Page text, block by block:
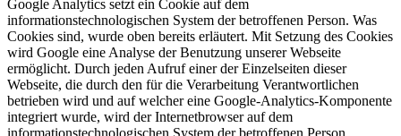
Google Analytics setzt ein Cookie auf dem
informationstechnologischen System der betroffenen Person. Was
Cookies sind, wurde oben bereits erläutert. Mit Setzung des Cookies
wird Google eine Analyse der Benutzung unserer Webseite
ermöglicht. Durch jeden Aufruf einer der Einzelseiten dieser
Webseite, die durch den für die Verarbeitung Verantwortlichen
betrieben wird und auf welcher eine Google-Analytics-Komponente
integriert wurde, wird der Internetbrowser auf dem
informationstechnologischen System der betroffenen Person